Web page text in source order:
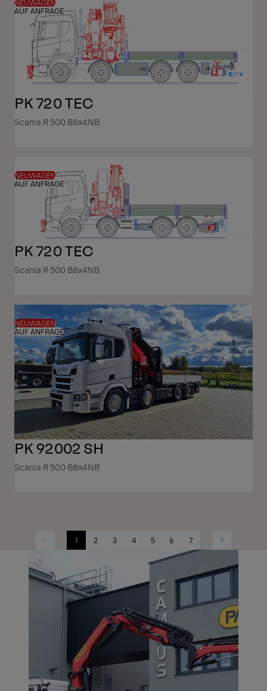
NEUWAGEN
AUF ANFRAGE
PK 720 TEC
Scania R 500 B8x4NB
NEUWAGEN
AUF ANFRAGE
PK 720 TEC
Scania R 500 B8x4NB
NEUWAGEN
AUF ANFRAGE
PK 92002 SH
Scania R 500 B8x4NB
Previous 1 2 3 4 5 6 7 Next